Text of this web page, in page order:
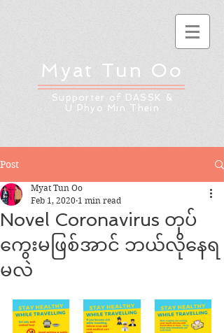
Myat Tun Oo
Supporter of DASSK &
U Phyo Min Thein
Post
Novel Coronavirus တုပ်
ကွေးမဖြစ်အာင် ဘယ်လိုနေရ
မလဲ
Myat Tun Oo
Feb 1, 2020 1 min read